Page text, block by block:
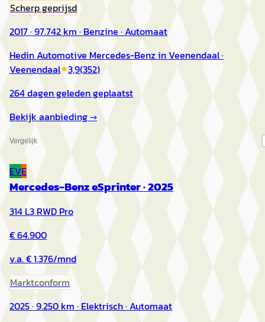
Scherp geprijsd
2017 · 97.742 km · Benzine · Automaat
Hedin Automotive Mercedes-Benz in Veenendaal·
Veenendaal 3,9(352)
264 dagen geleden geplaatst
Bekijk aanbieding →
Vergelijk
EVE
Mercedes-Benz eSprinter·2025
314 L3 RWD Pro
€ 64.900
v.a. € 1.376/mnd
Marktconform
2025 · 9.250 km · Elektrisch · Automaat